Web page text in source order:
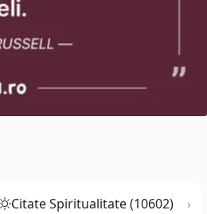
Citate Spiritualitate (10602)